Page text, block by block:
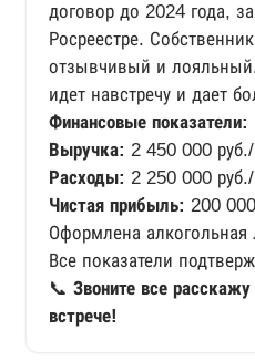
договор до 2024 года,
Росреестре.
отзывчивый и
идет навстречу и дает
Финансовые показатели:
Выручка: 2 450 000
Расходы: 2 250 000
Чистая прибыль: 200
Оформлена алкогольная
Все показатели
📞 Звоните все
встрече!